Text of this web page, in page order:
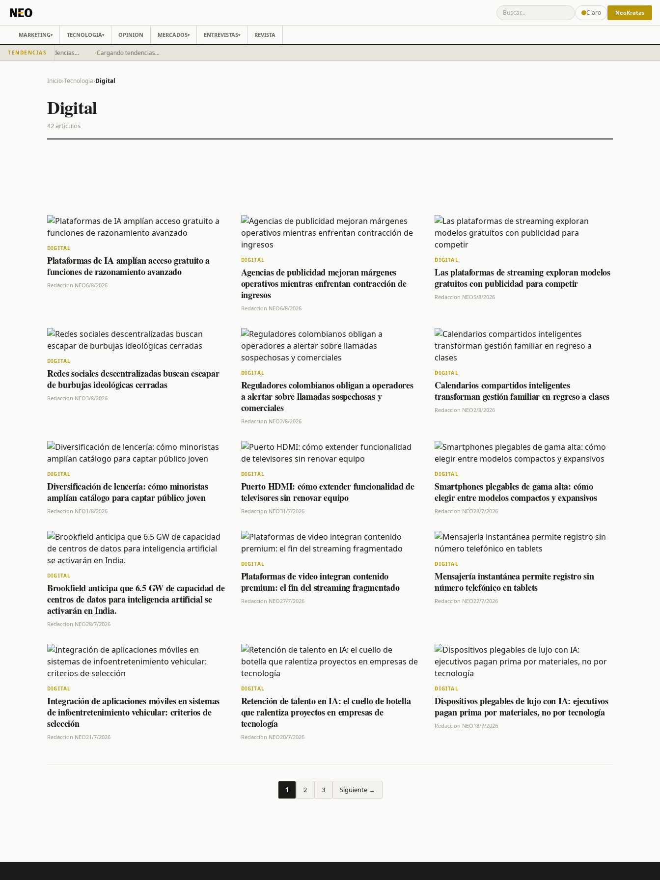
Claro NeoKratas
MARKETING▾ TECNOLOGIA▾ OPINION MERCADOS▾ ENTREVISTAS▾ REVISTA
TENDENCIAS
·Cargando tendencias... Cargando tendencias...
Inicio›Tecnologia›Digital
Digital
42articulos
DIGITAL
Plataformas de IA amplían acceso gratuito a
funciones de razonamiento avanzado
Redaccion NEO6/8/2026
DIGITAL
Agencias de publicidad mejoran márgenes
operativos mientras enfrentan contracción de
ingresos
Redaccion NEO6/8/2026
DIGITAL
Las plataformas de streaming exploran modelos
gratuitos con publicidad para competir
Redaccion NEO5/8/2026
DIGITAL
Redes sociales descentralizadas buscan escapar
de burbujas ideológicas cerradas
Redaccion NEO3/8/2026
DIGITAL
Reguladores colombianos obligan a operadores
a alertar sobre llamadas sospechosas y
comerciales
Redaccion NEO2/8/2026
DIGITAL
Calendarios compartidos inteligentes
transforman gestión familiar en regreso a clases
Redaccion NEO2/8/2026
DIGITAL
Diversificación de lencería: cómo minoristas
amplían catálogo para captar público joven
Redaccion NEO1/8/2026
DIGITAL
Puerto HDMI: cómo extender funcionalidad de
televisores sin renovar equipo
Redaccion NEO31/7/2026
DIGITAL
Smartphones plegables de gama alta: cómo
elegir entre modelos compactos y expansivos
Redaccion NEO28/7/2026
DIGITAL
Brookfield anticipa que 6.5 GW de capacidad de
centros de datos para inteligencia artificial se
activarán en India.
Redaccion NEO28/7/2026
DIGITAL
Plataformas de video integran contenido
premium: el fin del streaming fragmentado
Redaccion NEO27/7/2026
DIGITAL
Mensajería instantánea permite registro sin
número telefónico en tablets
Redaccion NEO22/7/2026
DIGITAL
Integración de aplicaciones móviles en sistemas
de infoentretenimiento vehicular: criterios de
selección
Redaccion NEO21/7/2026
DIGITAL
Retención de talento en IA: el cuello de botella
que ralentiza proyectos en empresas de
tecnología
Redaccion NEO20/7/2026
DIGITAL
Dispositivos plegables de lujo con IA: ejecutivos
pagan prima por materiales, no por tecnología
Redaccion NEO18/7/2026
1 2 3 Siguiente →